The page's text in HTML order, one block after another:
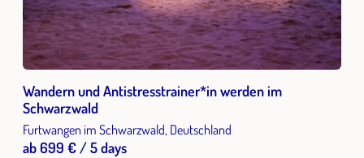
Wandern und Antistresstrainer*in werden im
Schwarzwald
Furtwangen im Schwarzwald, Deutschland
ab 699 € / 5 days